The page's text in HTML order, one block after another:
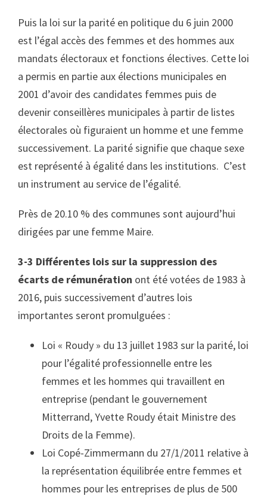
Puis la loi sur la parité en politique du 6 juin 2000
est l’égal accès des femmes et des hommes aux
mandats électoraux et fonctions électives. Cette loi
a permis en partie aux élections municipales en
2001 d’avoir des candidates femmes puis de
devenir conseillères municipales à partir de listes
électorales où figuraient un homme et une femme
successivement. La parité signifie que chaque sexe
est représenté à égalité dans les institutions. C’est
un instrument au service de l’égalité.
Près de 20.10 % des communes sont aujourd’hui
dirigées par une femme Maire.
3-3 Différentes lois sur la suppression des
écarts de rémunération ont été votées de 1983 à
2016, puis successivement d’autres lois
importantes seront promulguées :
Loi « Roudy » du 13 juillet 1983 sur la parité, loi
pour l’égalité professionnelle entre les
femmes et les hommes qui travaillent en
entreprise (pendant le gouvernement
Mitterrand, Yvette Roudy était Ministre des
Droits de la Femme).
Loi Copé-Zimmermann du 27/1/2011 relative à
la représentation équilibrée entre femmes et
hommes pour les entreprises de plus de 500